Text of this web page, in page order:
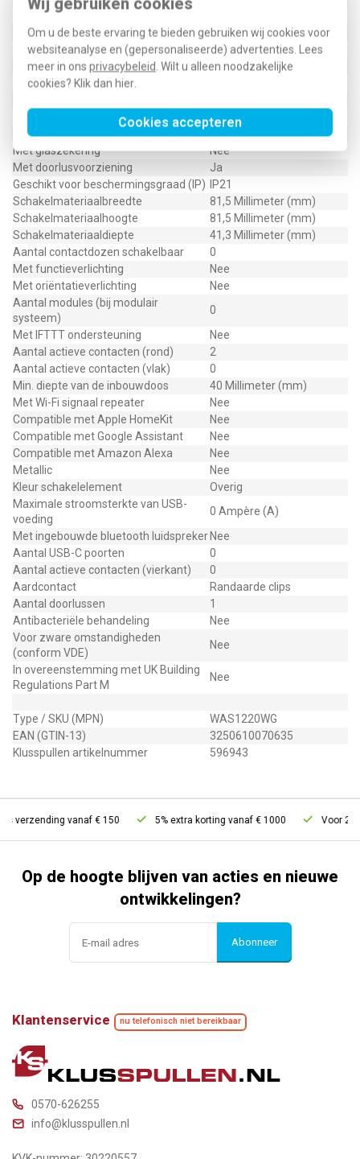
Om u de beste ervaring te bieden gebruiken wij cookies voor
websiteanalyse en (gepersonaliseerde) advertenties. Lees
meer in ons privacybeleid . Wilt u alleen noodzakelijke
cookies? Klik dan hier
Cookies accepteren
Nom. foutstroom
Bevestigingswijze
Klauw-/schroefbevestiging
Opdruk/indicatie
Geen
RAL-nummer (vergelijkbaar)
9016
Slagvastheid
Transparant
Nee
Uitvoering oppervlakte
Glanzend
Met glaszekering
Nee
Met doorlusvoorziening
Ja
Geschikt voor beschermingsgraad (IP)
IP21
Schakelmateriaalbreedte
81,5 Millimeter (mm)
Schakelmateriaalhoogte
81,5 Millimeter (mm)
Schakelmateriaaldiepte
41,3 Millimeter (mm)
Aantal contactdozen schakelbaar
0
Met functieverlichting
Nee
Met oriëntatieverlichting
Nee
Aantal modules (bij modulair
systeem)
0
Met IFTTT ondersteuning
Nee
Aantal actieve contacten (rond)
2
Aantal actieve contacten (vlak)
0
Min. diepte van de inbouwdoos
40 Millimeter (mm)
Met Wi-Fi signaal repeater
Nee
Compatible met Apple HomeKit
Nee
Compatible met Google Assistant
Nee
Compatible met Amazon Alexa
Nee
Metallic
Nee
Kleur schakelelement
Overig
Maximale stroomsterkte van USB-
voeding
0 Ampère (A)
Met ingebouwde bluetooth luidspreker Nee
Aantal USB-C poorten
0
Aantal actieve contacten (vierkant)
0
Aardcontact
Randaarde clips
Aantal doorlussen
1
Antibacteriële behandeling
Nee
Voor zware omstandigheden
(conform VDE)
Nee
In overeenstemming met UK Building
Regulations Part M
Nee
Type / SKU (MPN)
WAS1220WG
EAN (GTIN-13)
3250610070635
Klusspullen artikelnummer
596943
verzending vanaf € 150 5% extra korting vanaf € 1000 Voor 21u
Op de hoogte blijven van acties en nieuwe
ontwikkelingen?
Abonneer
Klantenservice nu telefonisch niet bereikbaar
0570-626255
info@klusspullen.nl